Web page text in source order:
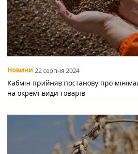
Новини 22 серпня 2024
Кабмін прийняв постанову про
на окремі види товарів